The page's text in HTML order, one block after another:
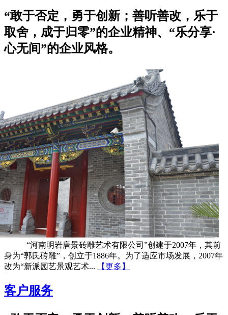
“敢于否定，勇于创新；善听善改，乐于
取舍，成于归零”的企业精神、“乐分享·
心无间”的企业风格。
“河南明岩唐景砖雕艺术有限公司”创建于2007年，其前
身为“郭氏砖雕”，创立于1886年。为了适应市场发展，2007年
改为“新派园艺景观艺术...
【更多】
客户服务